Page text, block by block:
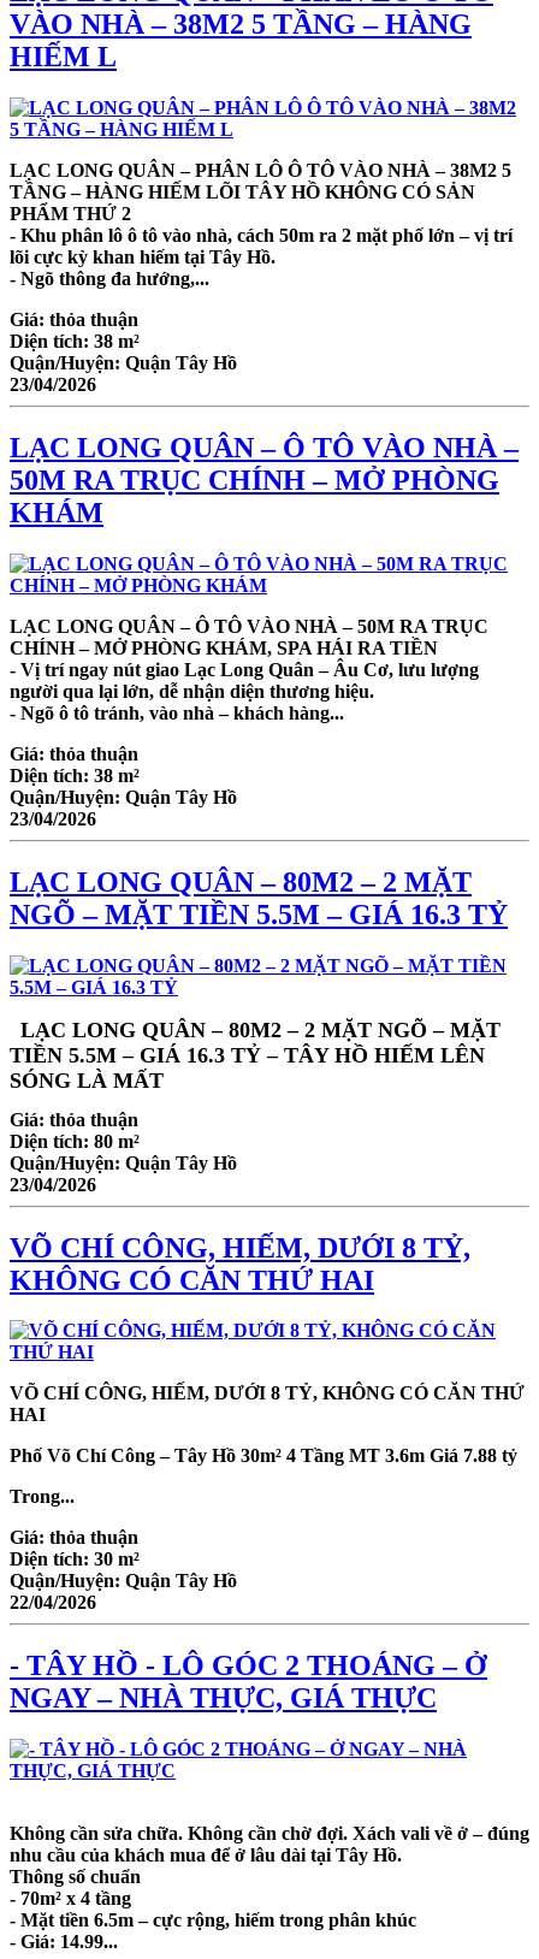
VÀO NHÀ – 38M2 5 TẦNG – HÀNG
HIẾM L
LẠC LONG QUÂN – PHÂN LÔ Ô TÔ VÀO NHÀ – 38M2 5
TẦNG – HÀNG HIẾM LÕI TÂY HỒ KHÔNG CÓ SẢN
PHẨM THỨ 2
- Khu phân lô ô tô vào nhà, cách 50m ra 2 mặt phố lớn – vị trí
lõi cực kỳ khan hiếm tại Tây Hồ.
- Ngõ thông đa hướng,...
Giá: thỏa thuận
Diện tích: 38 m²
Quận/Huyện: Quận Tây Hồ
23/04/2026
LẠC LONG QUÂN – Ô TÔ VÀO NHÀ –
50M RA TRỤC CHÍNH – MỞ PHÒNG
KHÁM
LẠC LONG QUÂN – Ô TÔ VÀO NHÀ – 50M RA TRỤC
CHÍNH – MỞ PHÒNG KHÁM, SPA HÁI RA TIỀN
- Vị trí ngay nút giao Lạc Long Quân – Âu Cơ, lưu lượng
người qua lại lớn, dễ nhận diện thương hiệu.
- Ngõ ô tô tránh, vào nhà – khách hàng...
Giá: thỏa thuận
Diện tích: 38 m²
Quận/Huyện: Quận Tây Hồ
23/04/2026
LẠC LONG QUÂN – 80M2 – 2 MẶT
NGÕ – MẶT TIỀN 5.5M – GIÁ 16.3 TỶ
LẠC LONG QUÂN – 80M2 – 2 MẶT NGÕ – MẶT
TIỀN 5.5M – GIÁ 16.3 TỶ – TÂY HỒ HIẾM LÊN
SÓNG LÀ MẤT
Giá: thỏa thuận
Diện tích: 80 m²
Quận/Huyện: Quận Tây Hồ
23/04/2026
VÕ CHÍ CÔNG, HIẾM, DƯỚI 8 TỶ,
KHÔNG CÓ CĂN THỨ HAI
VÕ CHÍ CÔNG, HIẾM, DƯỚI 8 TỶ, KHÔNG CÓ CĂN THỨ
HAI
Phố Võ Chí Công – Tây Hồ 30m² 4 Tầng MT 3.6m Giá 7.88 tỷ
Trong...
Giá: thỏa thuận
Diện tích: 30 m²
Quận/Huyện: Quận Tây Hồ
22/04/2026
- TÂY HỒ - LÔ GÓC 2 THOÁNG – Ở
NGAY – NHÀ THỰC, GIÁ THỰC
Không cần sửa chữa. Không cần chờ đợi. Xách vali về ở – đúng
nhu cầu của khách mua để ở lâu dài tại Tây Hồ.
Thông số chuẩn
- 70m² x 4 tầng
- Mặt tiền 6.5m – cực rộng, hiếm trong phân khúc
- Giá: 14.99...